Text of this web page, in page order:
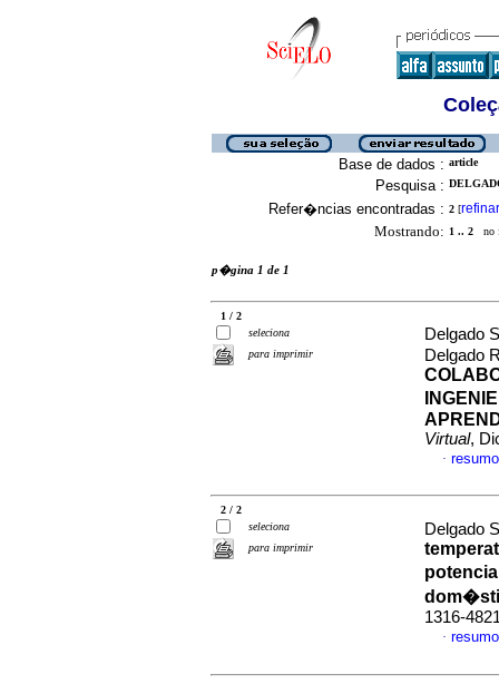
Base de dados : article
Pesquisa :
Refer�ncias encontradas : 2 [refinar
Mostrando: 1 .. 2 no
p�gina 1 de 1
1 / 2
seleciona
para imprimir
Delgado
Delgado
Virtual,
·
2 / 2
seleciona
para imprimir
Delgado
1316-
·